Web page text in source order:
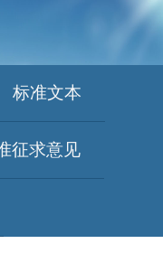
标准文本
征求意见